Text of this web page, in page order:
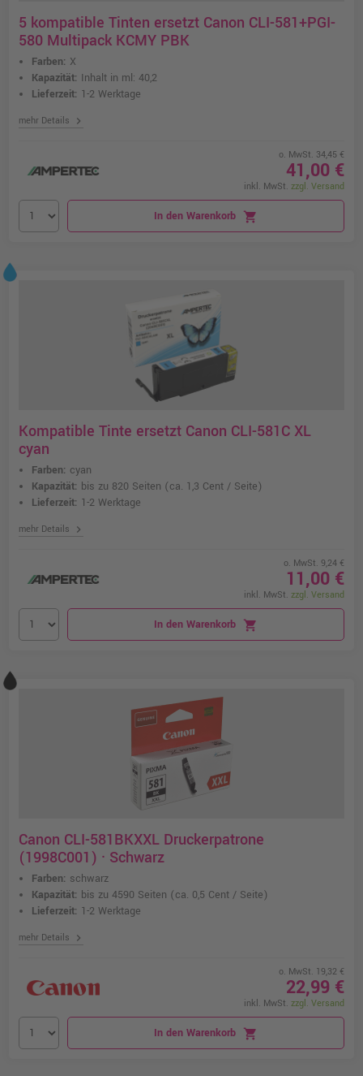
5 kompatible Tinten ersetzt Canon CLI-581+PGI-
580 Multipack KCMY PBK
Farben: X
Kapazität: Inhalt in ml: 40,2
Lieferzeit: 1-2 Werktage
mehr Details chevron_right
o. MwSt. 34,45 €
41,00 €
inkl. MwSt. zzgl. Versand
In den Warenkorb shopping_cart
Kompatible Tinte ersetzt Canon CLI-581C XL
cyan
Farben: cyan
Kapazität: bis zu 820 Seiten (ca. 1,3 Cent / Seite)
Lieferzeit: 1-2 Werktage
mehr Details chevron_right
o. MwSt. 9,24 €
11,00 €
inkl. MwSt. zzgl. Versand
In den Warenkorb shopping_cart
Canon CLI-581BKXXL Druckerpatrone
(1998C001) · Schwarz
Farben: schwarz
Kapazität: bis zu 4590 Seiten (ca. 0,5 Cent / Seite)
Lieferzeit: 1-2 Werktage
mehr Details chevron_right
o. MwSt. 19,32 €
22,99 €
inkl. MwSt. zzgl. Versand
In den Warenkorb shopping_cart